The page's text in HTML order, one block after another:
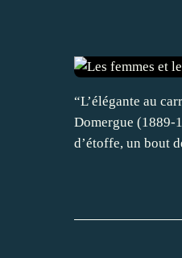
“L’élégante au
Domergue (1889-
d’étoffe, un bout